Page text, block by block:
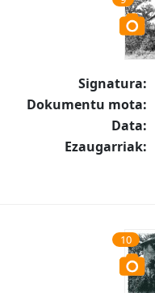
Signatura:
Dokumentu mota:
Data:
Ezaugarriak:
10